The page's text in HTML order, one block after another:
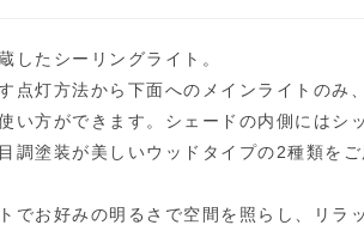
したシーリングライト。
点灯方法から下面へのメインライトのみ
い方ができます。シェードの内側にはシ
調塗装が美しいウッドタイプの2種類をご
でお好みの明るさで空間を照らし、リラ